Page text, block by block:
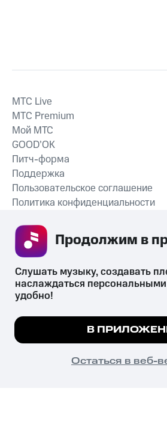
СКАЧАТЬ
MTС Live
MTС Premium
Мой МТС
GOOD’OK
Питч-форма
Поддержка
Пользовательское соглашение
Политика конфиденциальности
психотропных веществ, их аналогов
их незаконный оборот запрещён и
законодательством ответственность.
© 2026 ООО «КИОН».
Все права защищены
Мы используем куки, чтобы на
Подробнее
ПОНЯТНО
Слушать музыку, создавать
наслаждаться
удобно!
В
Остаться в веб-